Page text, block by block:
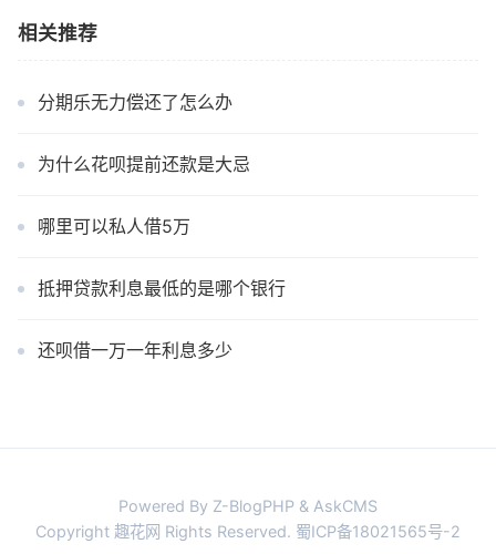
相关推荐
分期乐无力偿还了怎么办
为什么花呗提前还款是大忌
哪里可以私人借5万
抵押贷款利息最低的是哪个银行
还呗借一万一年利息多少
Powered By Z-BlogPHP & AskCMS
Copyright 趣花网 Rights Reserved. 蜀ICP备18021565号-2